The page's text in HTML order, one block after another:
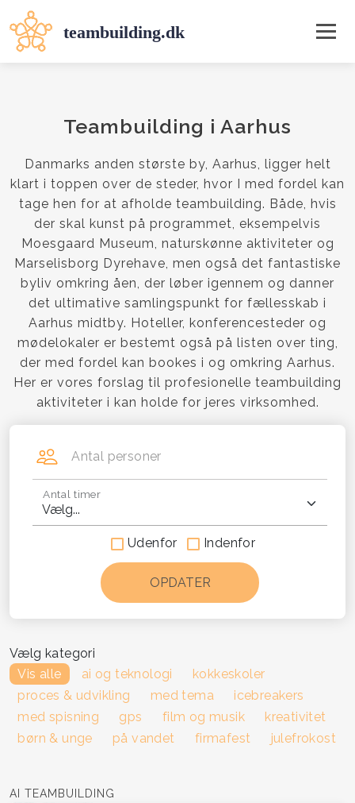
Teambuilding i Aarhus
Danmarks anden største by, Aarhus, ligger helt
klart i toppen over de steder, hvor I med fordel kan
tage hen for at afholde teambuilding. Både, hvis
der skal kunst på programmet, eksempelvis
Moesgaard Museum, naturskønne aktiviteter og
Marselisborg Dyrehave, men også det fantastiske
byliv omkring åen, der løber igennem og danner
det ultimative samlingspunkt for fællesskab i
Aarhus midtby. Hoteller, konferencesteder og
mødelokaler er bestemt også på listen over ting,
der med fordel kan bookes i og omkring Aarhus.
Her er vores forslag til profesionelle teambuilding
aktiviteter i kan holde for jeres virksomhed.
Antal personer
Antal timer
Udenfor Indenfor
Vælg kategori
Vis alle
ai og teknologi
kokkeskoler
proces & udvikling
med tema
icebreakers
med spisning
gps film og musik
kreativitet
børn & unge
på vandet firmafest julefrokost
AI TEAMBUILDING